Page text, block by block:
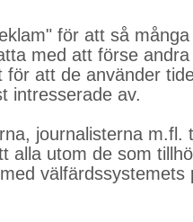
för att så
med att förse
för att de använder
intresserade av.
journalisterna m.fl.
alla utom de som
välfärdssystemets